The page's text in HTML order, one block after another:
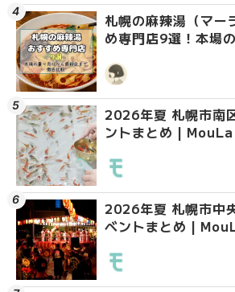
札幌の麻辣湯（マー
め専門店9選！本場
新店まで徹底比較 |
HOKKAIDO
2026年夏 札幌市南
ントまとめ |
2026年夏 札幌市中
ベントまとめ |
ベ
ベ
ベ
ン
ベ
札
め